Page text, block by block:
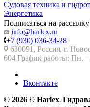
Судовая техника и
Энергетика
Подписаться на рассылку
info@harlex.ru
+7 (930) 036-34-28
630091, Россия, г.
604 График работы: Пн.
Вконтакте
© 2026 © Harlex.